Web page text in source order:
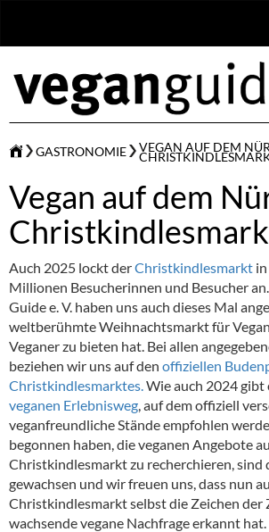
GASTRONOMIE VEGAN AUF DEM
Vegan auf dem
Auch 2025 lockt derChristkindlesmarkt
Millionen Besucherinnen und Besucher
Guide e. V. haben uns auch dieses Mal
weltberühmte Weihnachtsmarkt für
Veganer zu bieten hat. Bei allen
beziehen wir uns auf den offiziellen
Christkindlesmarktes. Wie auch 2024 gibt
veganen Erlebnisweg , auf dem offiziell
veganfreundliche Stände empfohlen
begonnen haben, die veganen Angebote
Christkindlesmarkt zu recherchieren, sind
gewachsen und wir freuen uns, dass nun
Christkindlesmarkt selbst die Zeichen der
wachsende vegane Nachfrage erkannt hat.